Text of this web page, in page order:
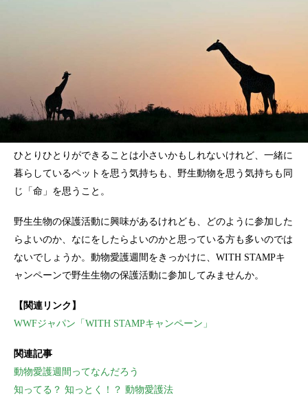
ひとりひとりができることは小さいかもしれないけれど、一緒に
暮らしているペットを思う気持ちも、野生動物を思う気持ちも同
じ「命」を思うこと。
野生生物の保護活動に興味があるけれども、どのように参加した
らよいのか、なにをしたらよいのかと思っている方も多いのでは
ないでしょうか。動物愛護週間をきっかけに、WITH STAMPキ
ャンペーンで野生生物の保護活動に参加してみませんか。
【関連リンク】
WWFジャパン「WITH STAMPキャンペーン」
関連記事
動物愛護週間ってなんだろう
知ってる？ 知っとく！？ 動物愛護法